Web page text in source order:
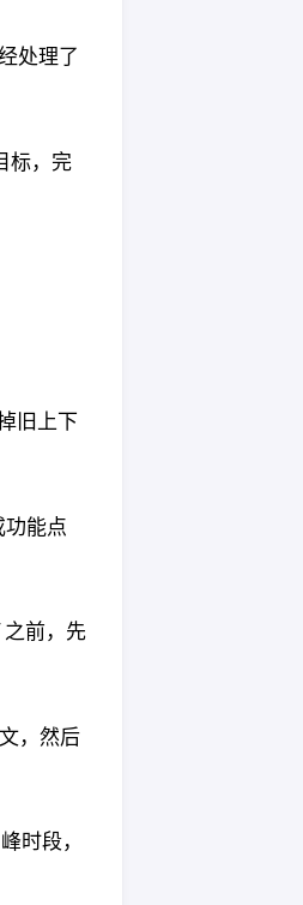
处理了
标，完
旧上下
能点
前，先
，然后
时段，